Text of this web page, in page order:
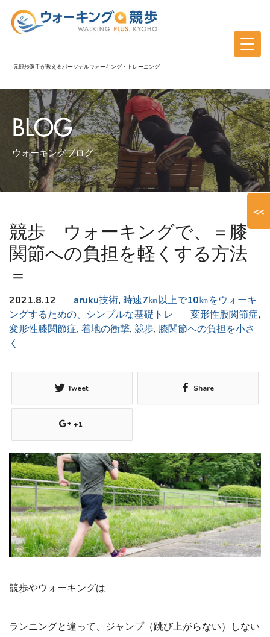
元競歩選手が教えるパーソナルウォーキング・トレーニング
BLOG
ウォーキングブログ
競歩 ウォーキングで、＝膝
関節への負担を軽くする方法
＝
2021.8.12 aruku技術, 時速7㎞以上で10㎞をウォーキ
ングするための、シンプルな基礎トレ
変形性股関節症,
変形性膝関節症, 着地の衝撃, 競歩, 膝関節への負担を小さ
く
Tweet Share
+1
競歩やウォーキングは
ランニングと違って、ジャンプ（跳び上がらない）しない
<<